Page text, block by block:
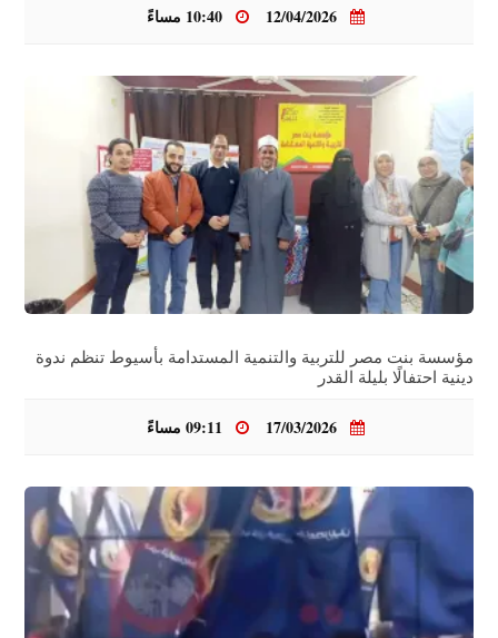
مؤسسة بنت مصر للتربية والتنمية المستدامة بأسيوط تنظم ندوة
دينية احتفالًا بليلة القدر